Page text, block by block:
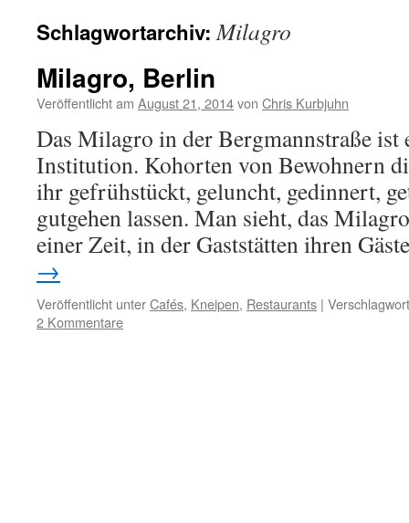
Schlagwortarchiv:Milagro
Milagro, Berlin
Veröffentlicht am August 21, 2014von Chris Kurbjuhn
Das Milagro in der Bergmannstraße ist
Institution. Kohorten von Bewohnern
ihr gefrühstückt, geluncht, gedinnert,
gutgehen lassen. Man sieht, das
einer Zeit, in der Gaststätten ihren
→
Veröffentlicht unterCafés, Kneipen, Restaurants |
2 Kommentare